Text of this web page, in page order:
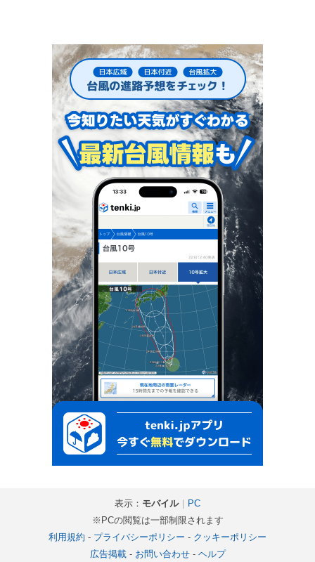
表示： モバイル｜ PC
※PCの閲覧は一部制限されます
利用規約 - プライバシーポリシー - クッキーポリシー
広告掲載- お問い合わせ- ヘルプ